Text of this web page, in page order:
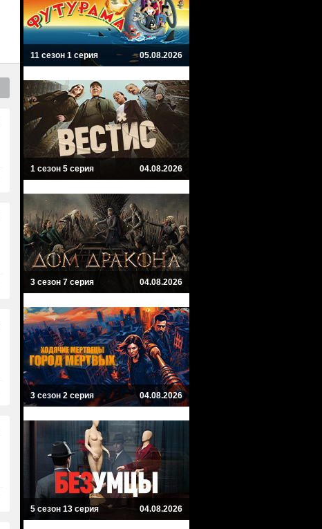
11 сезон 1 серия 05.08.2026
1 сезон 5 серия 04.08.2026
3 сезон 7 серия 04.08.2026
3 сезон 2 серия 04.08.2026
5 сезон 13 серия 04.08.2026